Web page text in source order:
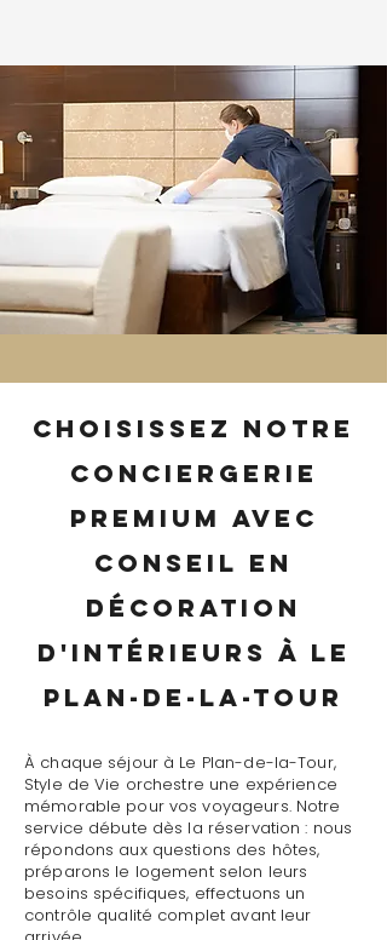
Choisissez notre
conciergerie
premium avec
conseil en
décoration
d'intérieurs à Le
Plan-de-la-Tour
À chaque séjour à Le Plan-de-la-Tour,
Style de Vie orchestre une expérience
mémorable pour vos voyageurs. Notre
service débute dès la réservation : nous
répondons aux questions des hôtes,
préparons le logement selon leurs
besoins spécifiques, effectuons un
contrôle qualité complet avant leur